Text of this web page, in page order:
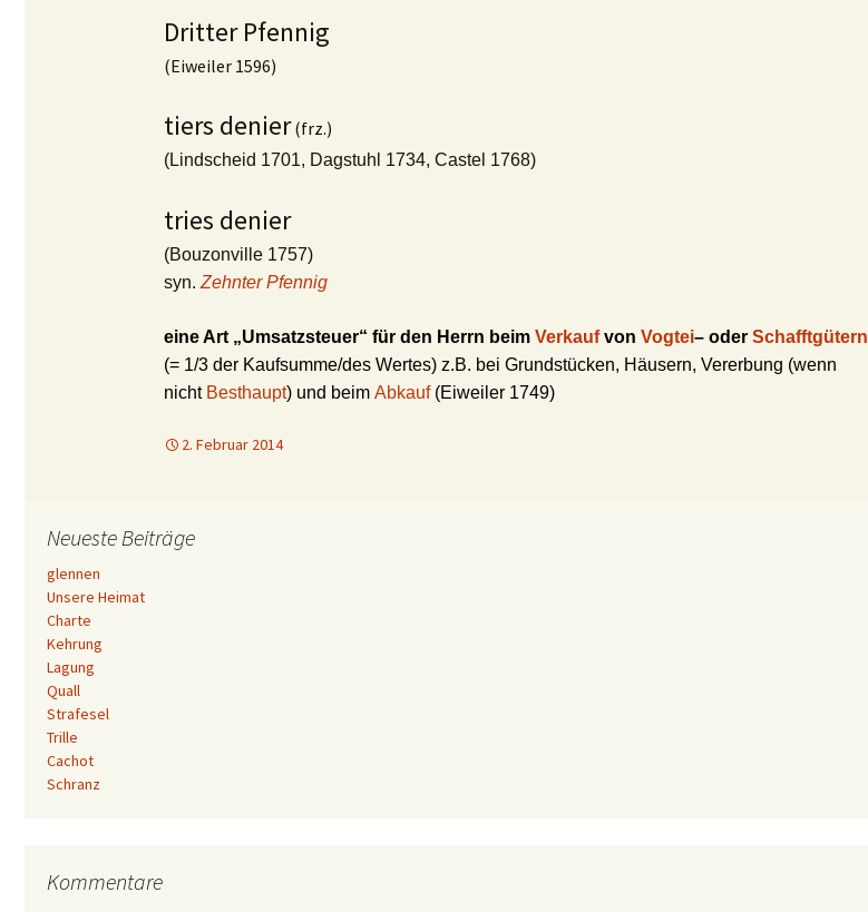
Dritter Pfennig
(Eiweiler 1596)
tiers denier(frz.)
(Lindscheid 1701, Dagstuhl 1734, Castel 1768)
tries denier
(Bouzonville 1757)
syn. Zehnter Pfennig
eine Art „Umsatzsteuer“ für den Herrn beim Verkaufvon Vogtei– oder Schafftgütern
(= 1/3 der Kaufsumme/des Wertes) z.B. bei Grundstücken, Häusern, Vererbung (wenn
nicht Besthaupt) und beim Abkauf (Eiweiler 1749)
2. Februar 2014
Neueste Beiträge
glennen
Unsere Heimat
Charte
Kehrung
Lagung
Quall
Strafesel
Trille
Cachot
Schranz
Kommentare